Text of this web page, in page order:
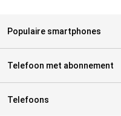
Populaire smartphones
Telefoon met abonnement
Telefoons